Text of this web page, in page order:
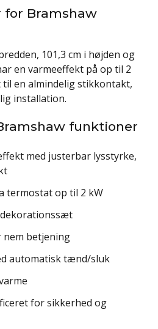
for Bramshaw
101,3 cm i højden og
en varmeeffekt på op til 2
en almindelig stikkontakt,
installation.
funktioner
med justerbar lysstyrke,
termostat op til 2 kW
dekorationssæt
betjening
automatisk tænd/sluk
for sikkerhed og